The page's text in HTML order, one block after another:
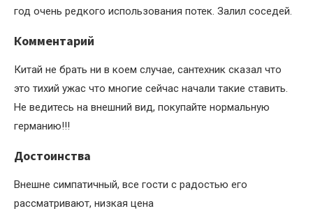
год очень редкого использования потек. Залил соседей.
Комментарий
Китай не брать ни в коем случае, сантехник сказал что
это тихий ужас что многие сейчас начали такие ставить.
Не ведитесь на внешний вид, покупайте нормальную
германию!!!
Достоинства
Внешне симпатичный, все гости с радостью его
рассматривают, низкая цена